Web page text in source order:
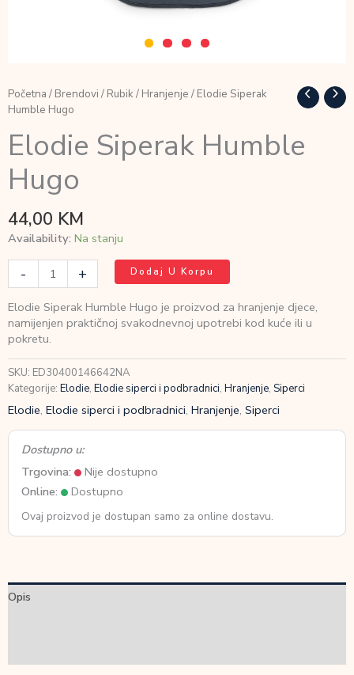
Početna / Brendovi / Rubik/ Hranjenje / Elodie Siperak
Humble Hugo
Elodie Siperak Humble
Hugo
44,00 KM
Availability: Na stanju
-
Hugo
količina
+ Dodaj U Korpu
Elodie Siperak Humble Hugo je proizvod za hranjenje djece,
namijenjen praktičnoj svakodnevnoj upotrebi kod kuće ili u
pokretu.
SKU: ED30400146642NA
Kategorije: Elodie, Elodie siperci i podbradnici, Hranjenje, Siperci
Elodie, Elodie siperci i podbradnici, Hranjenje, Siperci
Dostupno u:
Trgovina:
Nije dostupno
Online:
Dostupno
Ovaj proizvod je dostupan samo za online dostavu.
Opis